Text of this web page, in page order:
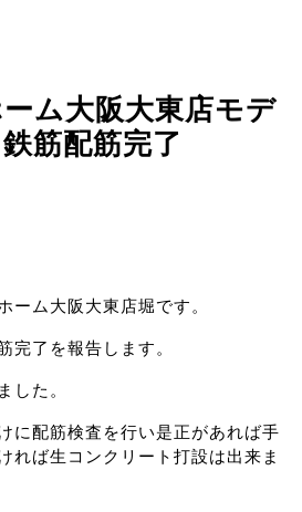
ーム大阪大東店モデ
筋配筋完了
ーム大阪大東店堀です。
完了を報告します。
した。
に配筋検査を行い是正があれば手
れば生コンクリート打設は出来ま